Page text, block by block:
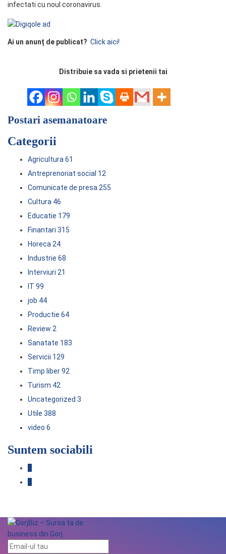
infectati cu noul coronavirus.
Ai un anunț de publicat? Click aici!
Distribuie sa vada si prietenii tai
Postari asemanatoare
Categorii
Agricultura61
Antreprenoriat social 12
Comunicate de presa255
Cultura 46
Educatie 179
Finantari 315
Horeca24
Industrie 68
Interviuri 21
IT 99
job 44
Productie 64
Review 2
Sanatate 183
Servicii 129
Timp liber92
Turism 42
Uncategorized 3
Utile 388
video 6
Suntem sociabili